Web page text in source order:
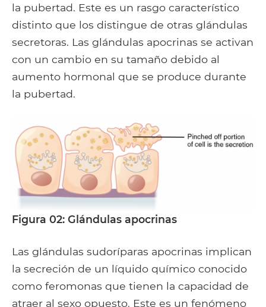
la pubertad. Este es un rasgo característico
distinto que los distingue de otras glándulas
secretoras. Las glándulas apocrinas se activan
con un cambio en su tamaño debido al
aumento hormonal que se produce durante
la pubertad.
Figura 02: Glándulas apocrinas
Las glándulas sudoríparas apocrinas implican
la secreción de un líquido químico conocido
como feromonas que tienen la capacidad de
atraer al sexo opuesto. Este es un fenómeno